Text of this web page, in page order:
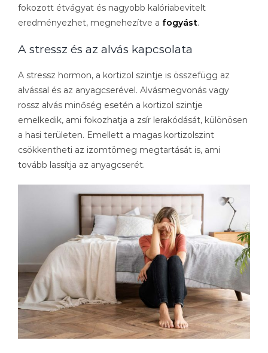
fokozott étvágyat és nagyobb kalóriabevitelt
eredményezhet, megnehezítve a fogyást.
A stressz és az alvás kapcsolata
A stressz hormon, a kortizol szintje is összefügg az
alvással és az anyagcserével. Alvásmegvonás vagy
rossz alvás minőség esetén a kortizol szintje
emelkedik, ami fokozhatja a zsír lerakódását, különösen
a hasi területen. Emellett a magas kortizolszint
csökkentheti az izomtömeg megtartását is, ami
tovább lassítja az anyagcserét.